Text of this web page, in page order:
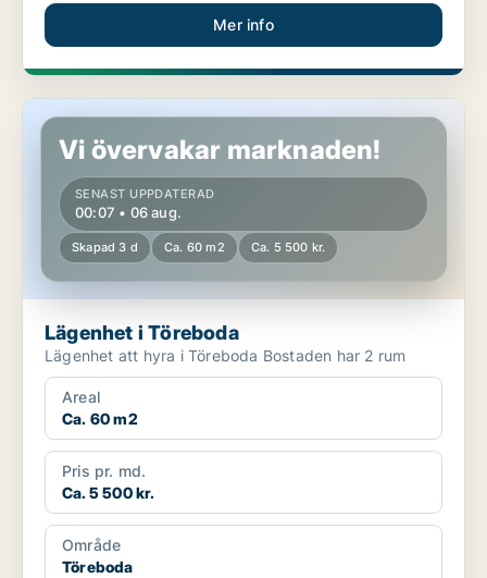
Mer info
Lägenhet i Töreboda
Vi övervakar marknaden!
SENAST UPPDATERAD
00:07 • 06 aug.
Skapad 3 d Ca. 60 m2 Ca. 5 500 kr.
Lägenhet i Töreboda
Lägenhet att hyra i Töreboda Bostaden har 2 rum
Areal
Ca. 60 m2
Pris pr. md.
Ca. 5 500 kr.
Område
Töreboda